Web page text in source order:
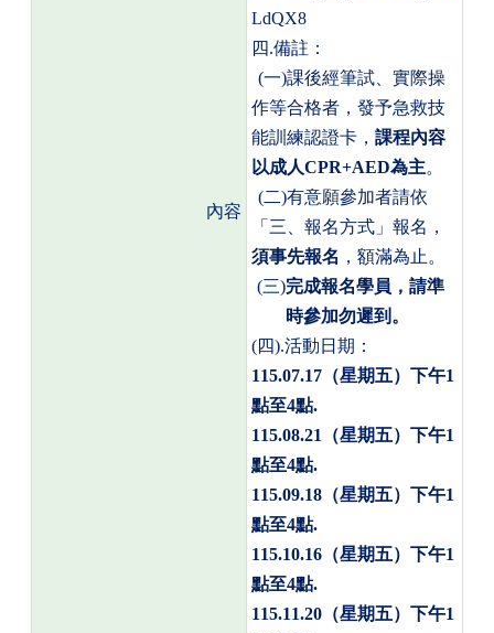
內容
LdQX8
四.備註：
(一)課後經筆試、實際操
作等合格者，發予急救技
能訓練認證卡， 課程內容
以成人CPR+AED為主。
(二)有意願參加者請依
「 三、 報名方式」報名，
須事先報名 ，額滿為止。
(三)完成報名學員，請準
時參加勿遲到。
(四).活動日期：
115.07.17 （星期五）下午1
點至4點.
115.08.21
（星期五）下午1
點至4點.
115.09.18 （星期五）下午1
點至4點.
115.10.16 （星期五）下午1
點至4點.
115.11.20 （星期五）下午1